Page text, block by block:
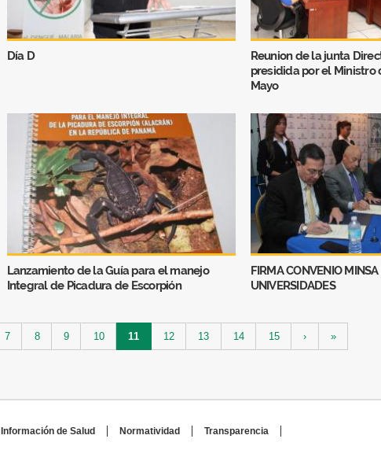
Día D
Reunion de la junta
presidida por el Ministro
Mayo
Lanzamiento de la Guía para el manejo
Integral de Picadura de Escorpión
FIRMA CONVENIO MINSA
UNIVERSIDADES
7 8 9 10 11 12 13 14 15 › »
Información de Salud Normatividad
Transparencia